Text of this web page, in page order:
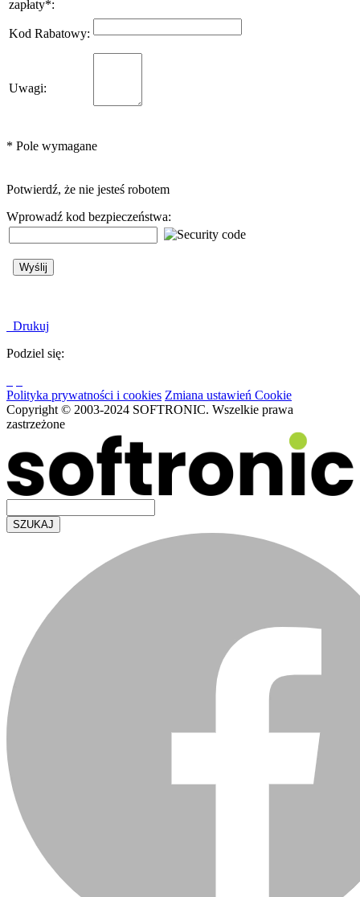
zapłaty*:
Kod Rabatowy:
Uwagi:
* Pole wymagane
Potwierdź, że nie jesteś robotem
Wprowadź kod bezpieczeństwa:
Drukuj
Podziel się:
Polityka prywatności i cookies Zmiana ustawień Cookie
Copyright © 2003-2024 SOFTRONIC. Wszelkie prawa
zastrzeżone